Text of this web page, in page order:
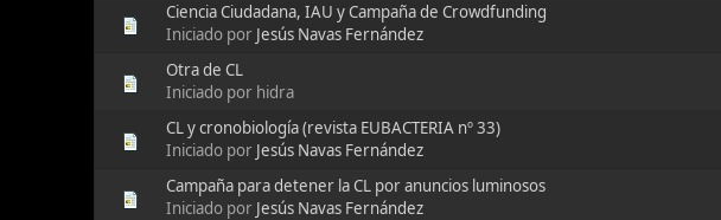
Ciencia Ciudadana, IAU y Campaña de Crowdfunding
Iniciado por Jesús Navas Fernández
Otra de CL
Iniciado por hidra
CL y cronobiología (revista EUBACTERIA nº 33)
Iniciado por Jesús Navas Fernández
Campaña para detener la CL por anuncios luminosos
Iniciado por Jesús Navas Fernández